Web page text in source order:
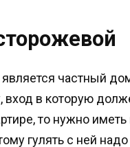
частный
в которую
то нужно иметь
гулять с ней